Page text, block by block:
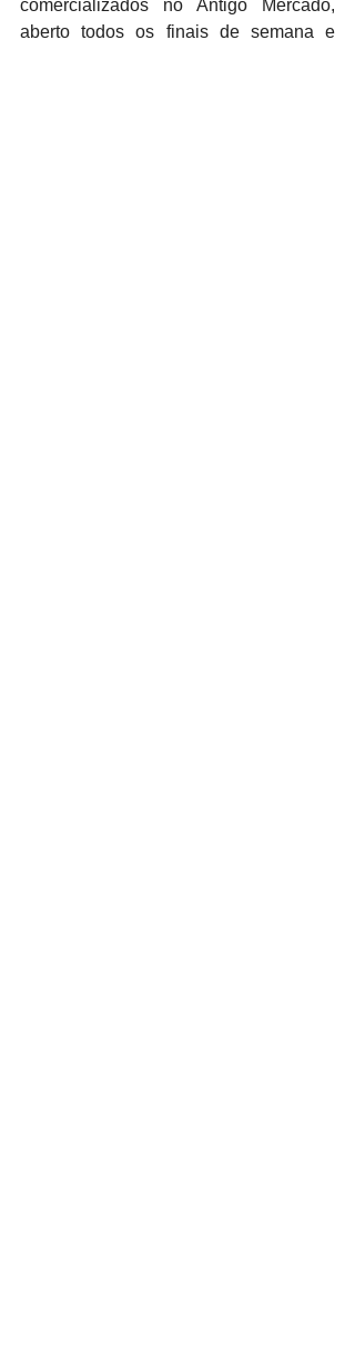
comercializados no Antigo Mercado,
aberto todos os finais de semana e